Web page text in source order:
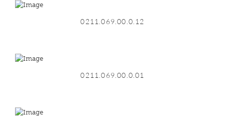
0211.069.00.0.12
0211.069.00.0.01